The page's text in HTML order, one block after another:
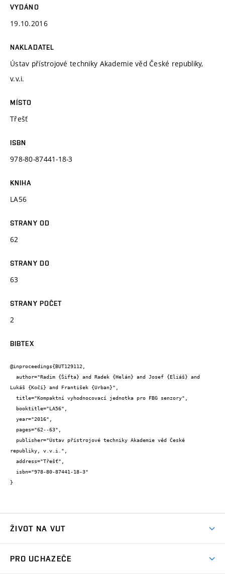
VYDÁNO
19.10.2016
NAKLADATEL
Ústav přístrojové techniky Akademie věd České republiky,
v.v.i.
MÍSTO
Třešť
ISBN
978-80-87441-18-3
KNIHA
LA56
STRANY OD
62
STRANY DO
63
STRANY POČET
2
BIBTEX
@inproceedings{BUT129112,
Lukáš {Kočí} and František {Urban}",
republiky, v.v.i.",
}
ŽIVOT NA VUT
PRO UCHAZEČE